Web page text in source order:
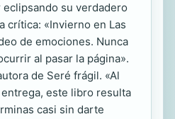
su verdadero
crítica: «Invierno en Las
de emociones. Nunca
al pasar la página».
de Seré frágil. «Al
este libro resulta
casi sin darte